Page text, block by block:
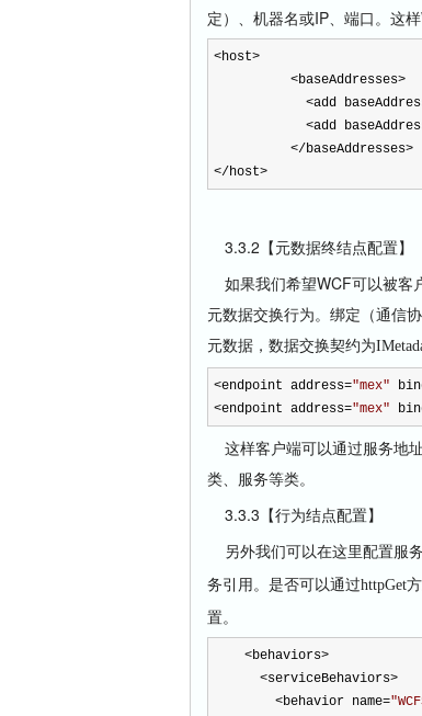
定）、机器名或IP、端口。这
<host>
<baseAddresses>
<add
<add
</baseAddresses>
</host>
3.3.2【元数据终结点配置】
如果我们希望WCF可以被客
元数据交换行为。绑定（通信
元数据，数据交换契约为
<endpoint address="mex"
<endpoint address="mex"
这样客户端可以通过服务地
类、服务等类。
3.3.3【行为结点配置】
另外我们可以在这里配置服
务引用。是否可以通过httpGet
置。
<behaviors>
<serviceBehaviors>
<behavior name="